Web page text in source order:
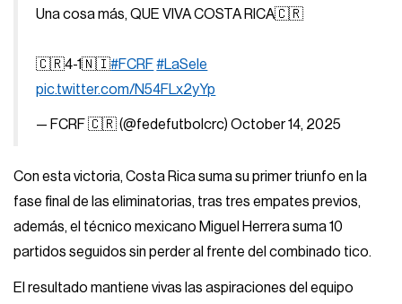
Una cosa más, QUE VIVA COSTA RICA🇨🇷
🇨🇷4-1🇳🇮#FCRF #LaSele
pic.twitter.com/N54FLx2yYp
— FCRF 🇨🇷 (@fedefutbolcrc)October 14, 2025
Con esta victoria, Costa Rica suma su primer triunfo en la
fase final de las eliminatorias, tras tres empates previos,
además, el técnico mexicano Miguel Herrera suma 10
partidos seguidos sin perder al frente del combinado tico.
El resultado mantiene vivas las aspiraciones del equipo